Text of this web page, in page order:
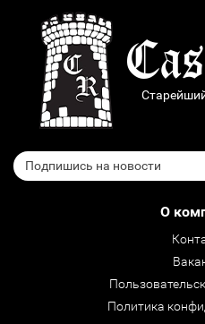
О
Политика